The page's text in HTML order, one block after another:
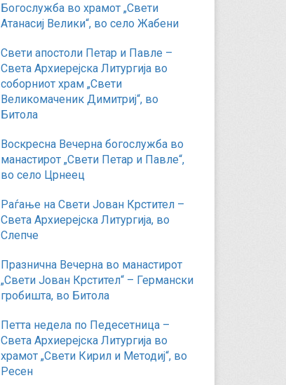
Богослужба во храмот „Свети
Атанасиј Велики“, во село Жабени
Свети апостоли Петар и Павле –
Света Архиерејска Литургија во
соборниот храм „Свети
Великомаченик Димитриј“, во
Битола
Воскресна Вечерна богослужба во
манастирот „Свети Петар и Павле“,
во село Црнеец
Раѓање на Свети Јован Крстител –
Света Архиерејска Литургија, во
Слепче
Празнична Вечерна во манастирот
„Свети Јован Крстител“ – Германски
гробишта, во Битола
Петта недела по Педесетница –
Света Архиерејска Литургија во
храмот „Свети Кирил и Методиј“, во
Ресен